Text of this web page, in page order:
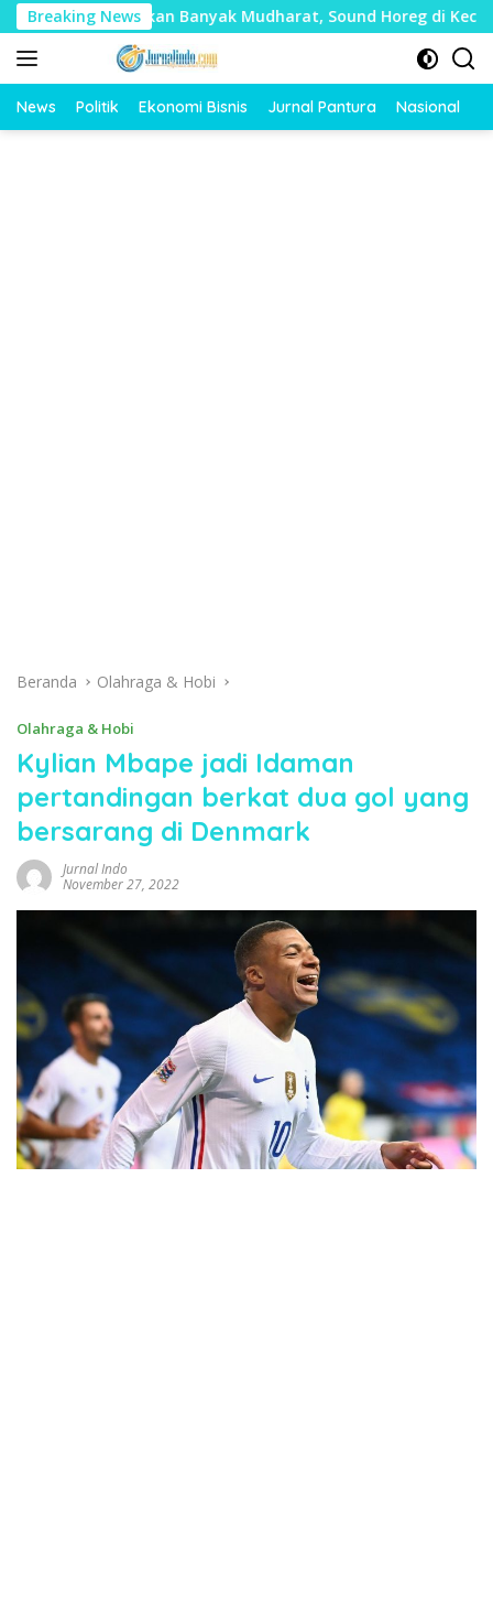
Langsung
ke
konten
Breaking News
Timbulkan Banyak Mudharat, Sound Horeg di Kecamatan
News Politik Ekonomi Bisnis Jurnal Pantura Nasional
Beranda Olahraga & Hobi
Olahraga & Hobi
Kylian Mbape jadi Idaman
pertandingan berkat dua gol yang
bersarang di Denmark
Jurnal Indo
November 27, 2022